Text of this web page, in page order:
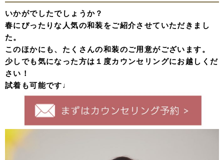
いかがでしたでしょうか？
春にぴったりな人気の和装をご紹介させていただきまし
た。
このほかにも、たくさんの和装のご用意がございます。
少しでも気になった方は１度カウンセリングにお越しくだ
さい！
試着も可能です♩